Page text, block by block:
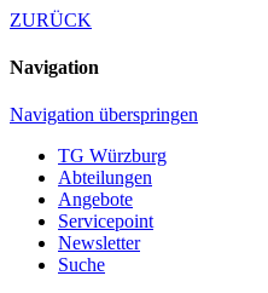
ZURÜCK
Navigation
Navigation überspringen
TG Würzburg
Abteilungen
Angebote
Servicepoint
Newsletter
Suche